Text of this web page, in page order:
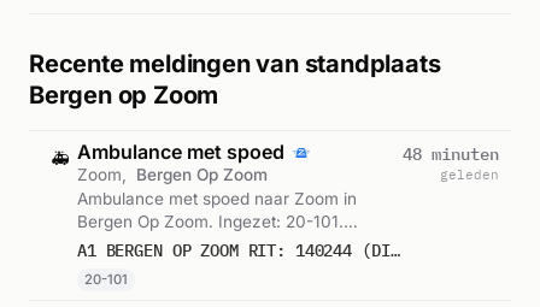
Recente meldingen van standplaats
Bergen op Zoom
🚑 Ambulance met spoed
Zoom,
Bergen Op Zoom
Ambulance met spoed naar Zoom in
Bergen Op Zoom. Ingezet: 20-101.
Gemeld om 19:38.
A1 BERGEN OP ZOOM RIT: 140244 (DIRECTE INZET: JA)
20-101
48 minuten
geleden